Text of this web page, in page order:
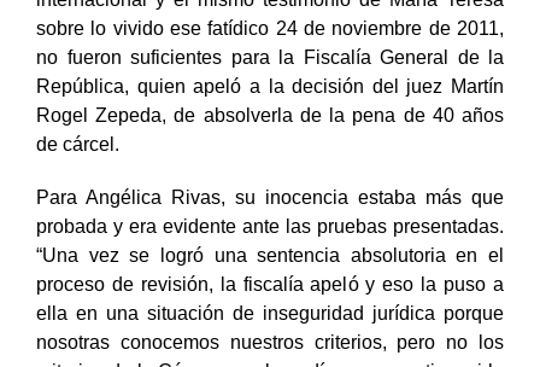
internacional y el mismo testimonio de María Teresa
sobre lo vivido ese fatídico 24 de noviembre de 2011,
no fueron suficientes para la Fiscalía General de la
República, quien apeló a la decisión del juez Martín
Rogel Zepeda, de absolverla de la pena de 40 años
de cárcel.
Para Angélica Rivas, su inocencia estaba más que
probada y era evidente ante las pruebas presentadas.
“Una vez se logró una sentencia absolutoria en el
proceso de revisión, la fiscalía apeló y eso la puso a
ella en una situación de inseguridad jurídica porque
nosotras conocemos nuestros criterios, pero no los